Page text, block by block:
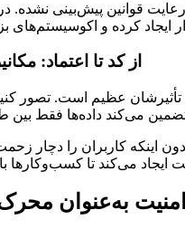
قوانین پیش‌بینی نشده.
از کد تا اعتماد:
عظیم است. تصور
کاربران را دچار زحمت
امنیت به‌عنوان